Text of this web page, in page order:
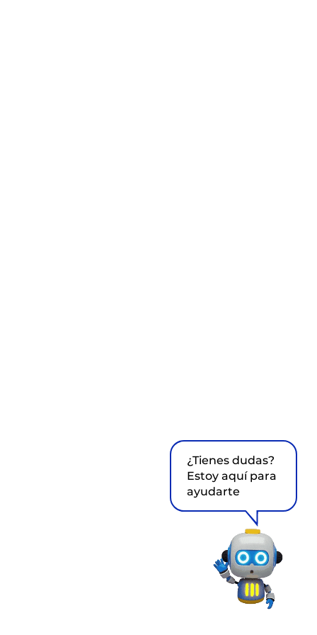
¿Tienes dudas?
Estoy aquí para
ayudarte